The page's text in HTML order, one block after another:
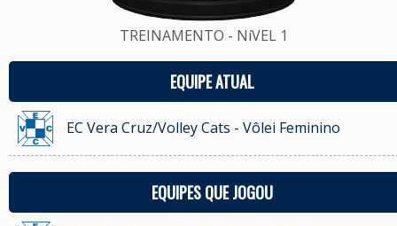
TREINAMENTO - NíVEL 1
EQUIPE ATUAL
EC Vera Cruz/Volley Cats - Vôlei Feminino
EQUIPES QUE JOGOU